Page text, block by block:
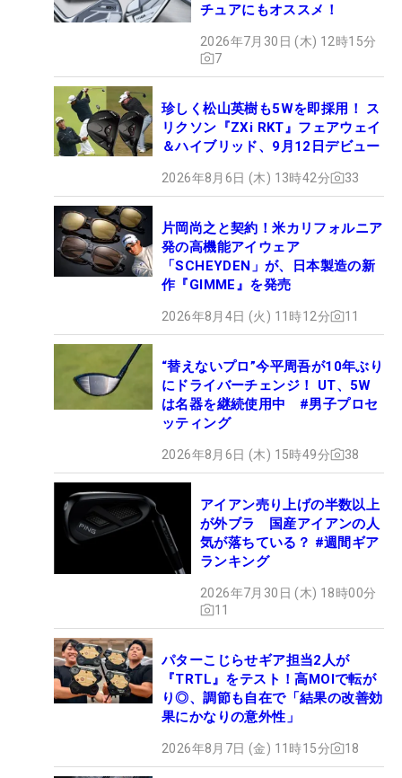
チュアにもオススメ！
2026年7月30日 (木) 12時15分
7
珍しく松山英樹も5Wを即採用！ ス
リクソン『ZXi RKT』フェアウェイ
＆ハイブリッド、9月12日デビュー
2026年8月6日 (木) 13時42分 33
片岡尚之と契約！米カリフォルニア
発の高機能アイウェア
「SCHEYDEN」が、日本製造の新
作『GIMME』を発売
2026年8月4日 (火) 11時12分 11
“替えないプロ”今平周吾が10年ぶり
にドライバーチェンジ！ UT、5W
は名器を継続使用中 #男子プロセ
ッティング
2026年8月6日 (木) 15時49分 38
アイアン売り上げの半数以上
が外ブラ 国産アイアンの人
気が落ちている？ #週間ギア
ランキング
2026年7月30日 (木) 18時00分
11
パターこじらせギア担当2人が
『TRTL』をテスト！高MOIで転が
り◎、調節も自在で「結果の改善効
果にかなりの意外性」
2026年8月7日 (金) 11時15分 18